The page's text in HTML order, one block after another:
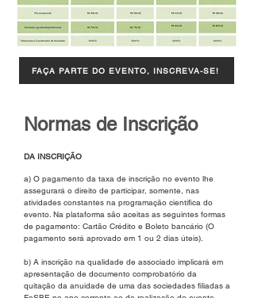
FAÇA PARTE DO EVENTO, INSCREVA-SE!
Normas de Inscrição
​​DA INSCRIÇÃO
​a) O pagamento da taxa de inscrição no evento lhe
assegurará o direito de participar, somente, nas
atividades constantes na programação científica do
evento. Na plataforma são aceitas as seguintes formas
de pagamento: Cartão Crédito e Boleto bancário (O
pagamento será aprovado em 1 ou 2 dias úteis).
b) A inscrição na qualidade de associado implicará em
apresentação de documento comprobatório da
quitação da anuidade de uma das sociedades filiadas a